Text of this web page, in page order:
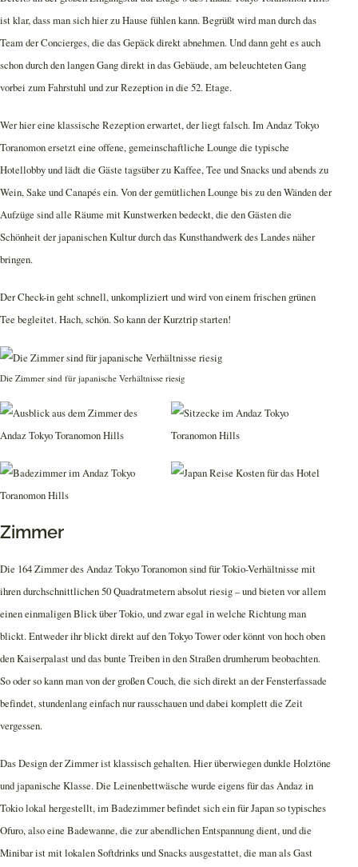
ist klar, dass man sich hier zu Hause fühlen kann. Begrüßt wird man durch das
Team der Concierges, die das Gepäck direkt abnehmen. Und dann geht es auch
schon durch den langen Gang direkt in das Gebäude, am beleuchteten Gang
vorbei zum Fahrstuhl und zur Rezeption in die 52. Etage.
Wer hier eine klassische Rezeption erwartet, der liegt falsch. Im Andaz Tokyo
Toranomon ersetzt eine offene, gemeinschaftliche Lounge die typische
Hotellobby und lädt die Gäste tagsüber zu Kaffee, Tee und Snacks und abends zu
Wein, Sake und Canapés ein. Von der gemütlichen Lounge bis zu den Wänden der
Aufzüge sind alle Räume mit Kunstwerken bedeckt, die den Gästen die
Schönheit der japanischen Kultur durch das Kunsthandwerk des Landes näher
bringen.
Der Check-in geht schnell, unkompliziert und wird von einem frischen grünen
Tee begleitet. Hach, schön. So kann der Kurztrip starten!
Die Zimmer sind für japanische Verhältnisse riesig
Zimmer
Die 164 Zimmer des Andaz Tokyo Toranomon sind für Tokio-Verhältnisse mit
ihren durchschnittlichen 50 Quadratmetern absolut riesig – und bieten vor allem
einen einmaligen Blick über Tokio, und zwar egal in welche Richtung man
blickt. Entweder ihr blickt direkt auf den Tokyo Tower oder könnt von hoch oben
den Kaiserpalast und das bunte Treiben in den Straßen drumherum beobachten.
So oder so kann man von der großen Couch, die sich direkt an der Fensterfassade
befindet, stundenlang einfach nur rausschauen und dabei komplett die Zeit
vergessen.
Das Design der Zimmer ist klassisch gehalten. Hier überwiegen dunkle Holztöne
und japanische Klasse. Die Leinenbettwäsche wurde eigens für das Andaz in
Tokio lokal hergestellt, im Badezimmer befindet sich ein für Japan so typisches
Ofuro, also eine Badewanne, die zur abendlichen Entspannung dient, und die
Minibar ist mit lokalen Softdrinks und Snacks ausgestattet, die man als Gast